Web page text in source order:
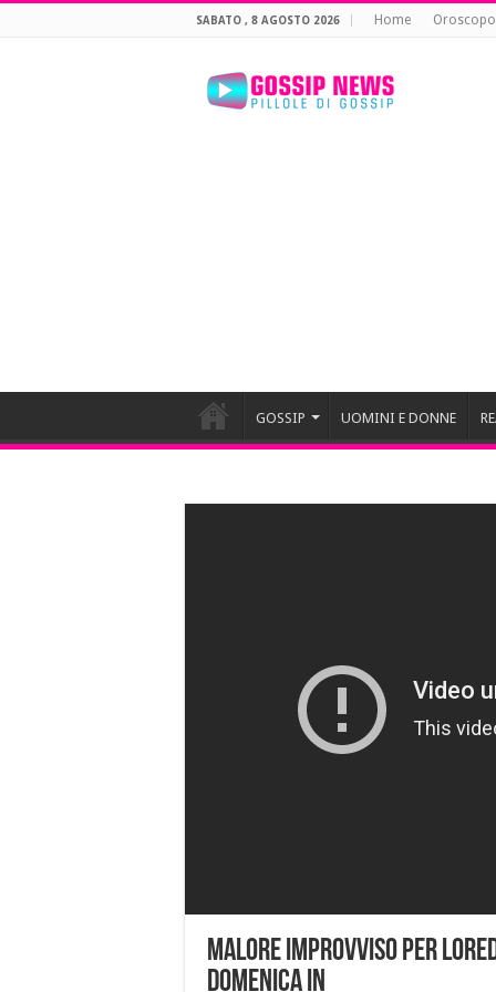
SABATO , 8 AGOSTO 2026 Home Oroscopo
GOSSIP UOMINI E DONNE
Malore improvviso per
Domenica In